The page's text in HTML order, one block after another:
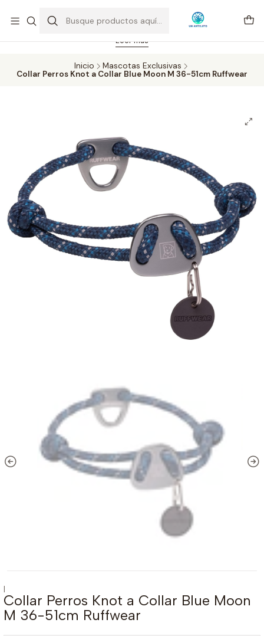
Feriado 21-05-2026 atención hasta las 14 hrs. Envío GRATIS mismo
día solo área Metropolitana Santiago por compras desde CLP 39.900.
Pedidos hasta 16 hrs., sábados y domingos hasta 14 hrs.
Leer más
Inicio
Mascotas Exclusivas
Collar Perros Knot a Collar Blue Moon M 36-51cm Ruffwear
|
Collar Perros Knot a Collar Blue Moon
M 36-51cm Ruffwear